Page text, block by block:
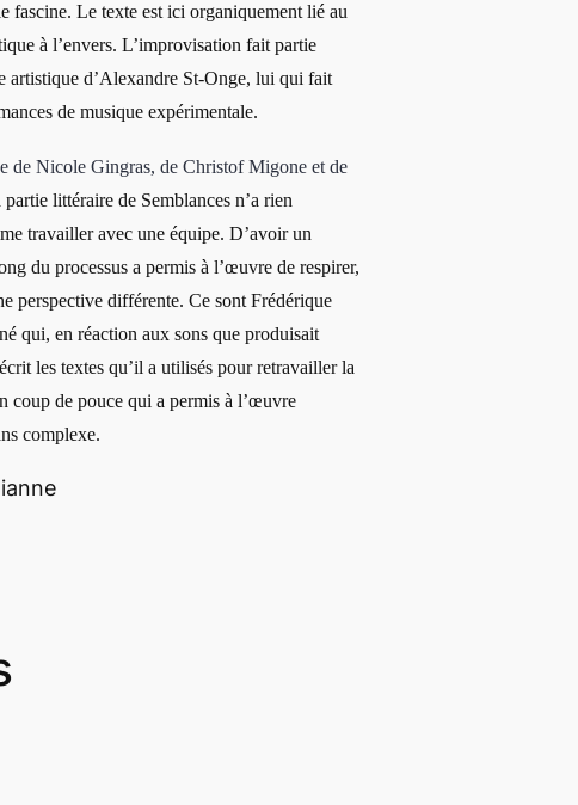
fascine. Le texte est ici organiquement lié au
à l’envers. L’improvisation fait partie
artistique d’Alexandre St-Onge, lui qui fait
de musique expérimentale.
de Nicole Gingras, de Christof Migone et de
littéraire de Semblances n’a rien
travailler avec une équipe. D’avoir un
du processus a permis à l’œuvre de respirer,
perspective différente. Ce sont Frédérique
qui, en réaction aux sons que produisait
les textes qu’il a utilisés pour retravailler la
coup de pouce qui a permis à l’œuvre
complexe.